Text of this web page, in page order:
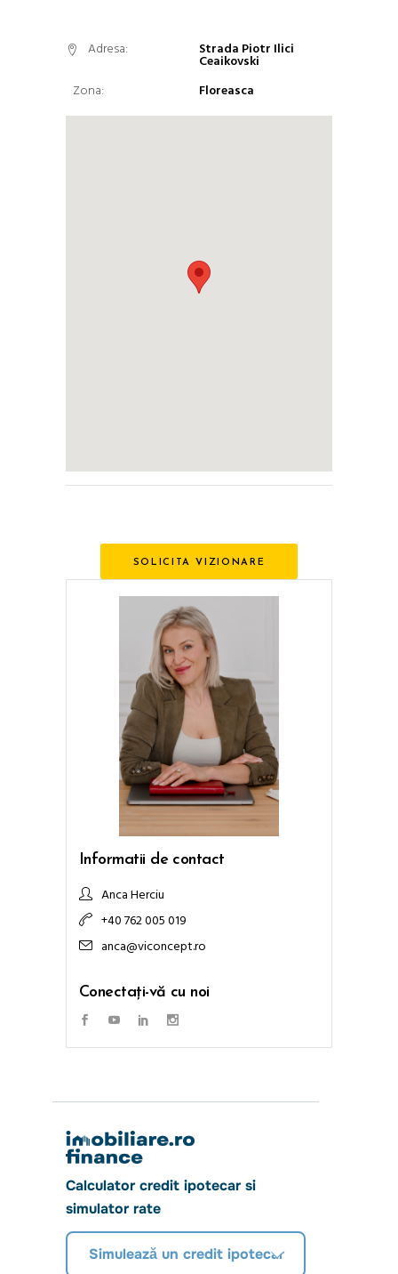
Adresa: Strada Piotr Ilici
Ceaikovski
Zona:
Floreasca
SOLICITA VIZIONARE
Informatii de contact
Anca Herciu
+40 762 005 019
anca@viconcept.ro
Conectați-vă cu noi